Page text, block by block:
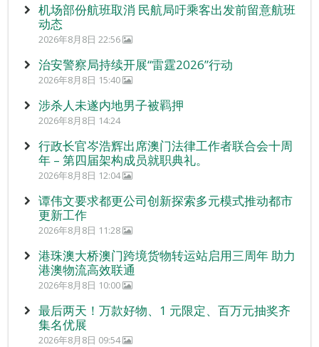
机场部份航班取消 民航局吁乘客出发前留意航班
动态
2026年8月8日 22:56
治安警察局持续开展“雷霆2026”行动
2026年8月8日 15:40
涉杀人未遂内地男子被羁押
2026年8月8日 14:24
行政长官岑浩辉出席澳门法律工作者联合会十周
年 – 第四届架构成员就职典礼。
2026年8月8日 12:04
谭伟文要求都更公司创新探索多元模式推动都市
更新工作
2026年8月8日 11:28
港珠澳大桥澳门跨境货物转运站启用三周年 助力
港澳物流高效联通
2026年8月8日 10:00
最后两天！万款好物、1 元限定、百万元抽奖齐
集名优展
2026年8月8日 09:54